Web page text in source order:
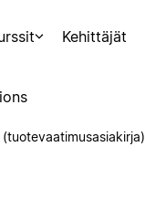
Kehittäjät